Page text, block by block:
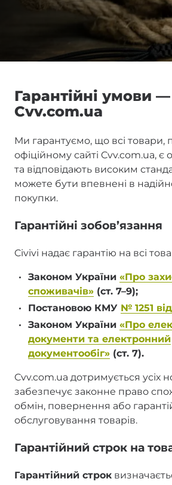
Гарантійні умови —
Cvv.com.ua
Ми гарантуємо, що всі товари,
офіційному сайті Cvv.com.ua, є
та відповідають високим
можете бути впевнені в
покупки.
Гарантійні зобов’язання
Civivi надає гарантію на всі
Законом України «Про
споживачів» (ст. 7–9);
Постановою КМУ № 1251
Законом України «Про
документи та електронний
документообіг» (ст. 7).
Cvv.com.ua дотримується усіх
забезпечує законне право
обмін, повернення або
обслуговування товарів.
Гарантійний строк на
Гарантійний строк